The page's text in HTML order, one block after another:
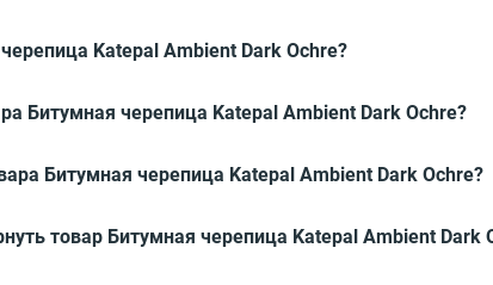
Katepal Ambient Dark Ochre?
Битумная черепица Katepal Ambient Dark Ochre?
Битумная черепица Katepal Ambient Dark Ochre?
товар Битумная черепица Katepal Ambient Dark